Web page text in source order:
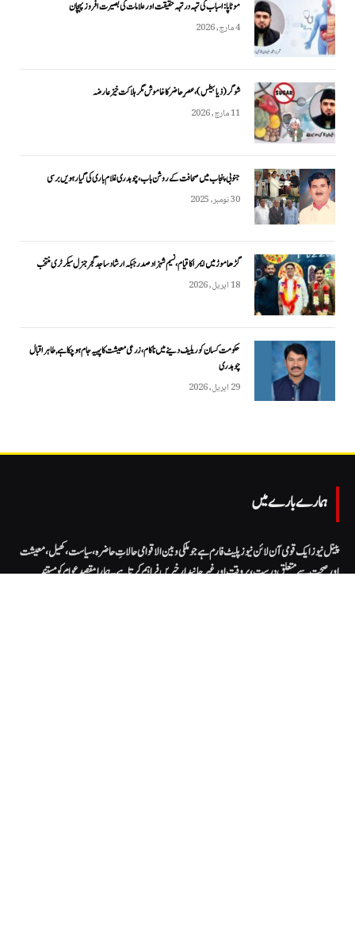
موٹاپا: اسباب کی تہہ در تہہ حقیقت اور علامات کی بصیرت افروز پہچان
4 مارچ, 2026
شوگر (ذیابیطس)، عصرِ حاضر کا خاموش مگر ہلاکت خیز عارضہ
11 مارچ, 2026
جنوبی پنجاب میں صحافت کے روشن باب، چوہدری غلام باری کی گیارہویں برسی
30 نومبر, 2025
گڑھاموڑ میں ایمرا کا قیام، نسیم شہزاد صدر جبکہ ارشاد ساجد گجر جنرل سیکرٹری منتخب
18 اپریل, 2026
حکومت کسان کو ریلیف دینے میں ناکام، زرعی معیشت کا پہیہ جام ہو چکا ہے, طاہر اقبال
چوہدری
29 اپریل, 2026
ہمارے بارے میں
پینل نیوز ایک قومی آن لائن نیوز پلیٹ فارم ہے جو ملکی و بین الاقوامی حالاتِ حاضرہ، سیاست، کھیل، معیشت
اور صحت سے متعلق درست، بروقت اور غیر جانبدار خبریں فراہم کرتا ہے۔ ہمارا مقصد عوام کو مستند